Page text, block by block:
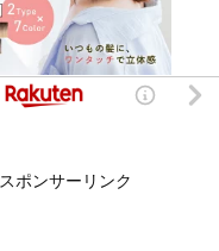
スポンサーリンク